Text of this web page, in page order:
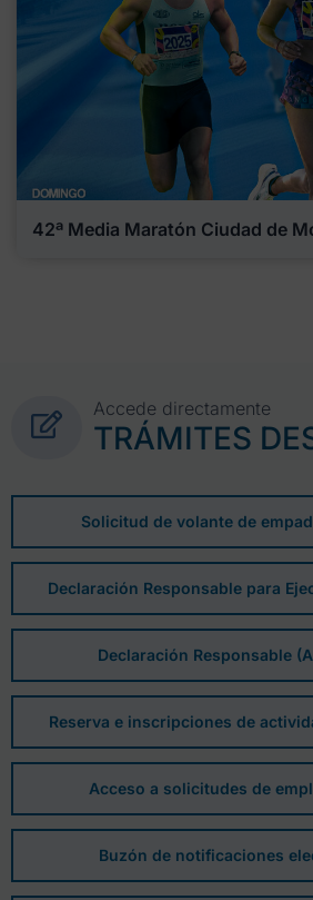
42ª Media Maratón Ciudad de
Accede directamente
TRÁMITES
Solicitud de volante de
Declaración Responsable para
Declaración Responsable
Reserva e inscripciones de
Acceso a solicitudes de
Buzón de notificaciones